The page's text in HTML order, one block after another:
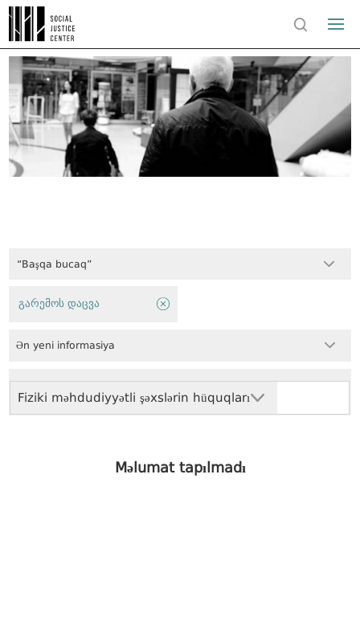
“Başqa bucaq”
Fiziki məhdudiyyətli şəxslərin hüquqları
გარემოს დაცვა
Ən yeni informasiya
Məlumat tapılmadı